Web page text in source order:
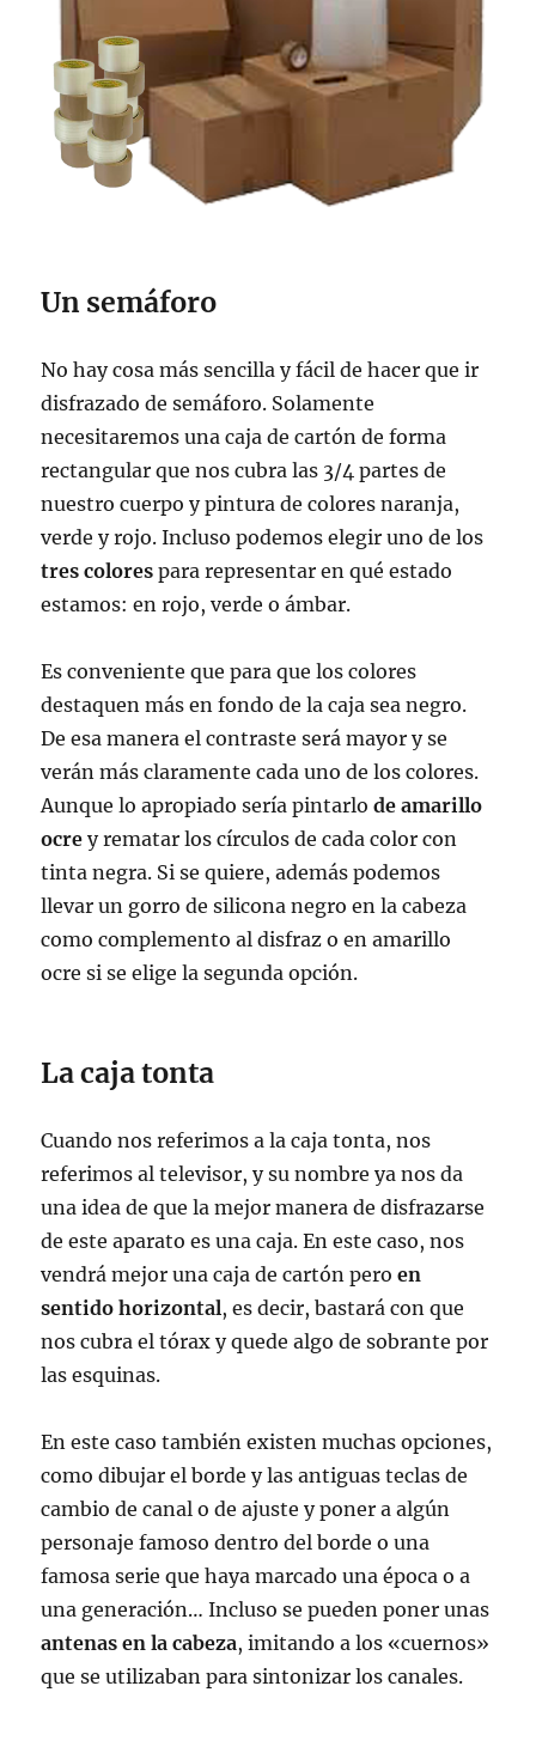
Un semáforo
No hay cosa más sencilla y fácil de hacer que ir
disfrazado de semáforo. Solamente
necesitaremos una caja de cartón de forma
rectangular que nos cubra las 3/4 partes de
nuestro cuerpo y pintura de colores naranja,
verde y rojo. Incluso podemos elegir uno de los
tres colores para representar en qué estado
estamos: en rojo, verde o ámbar.
Es conveniente que para que los colores
destaquen más en fondo de la caja sea negro.
De esa manera el contraste será mayor y se
verán más claramente cada uno de los colores.
Aunque lo apropiado sería pintarlode amarillo
ocre y rematar los círculos de cada color con
tinta negra. Si se quiere, además podemos
llevar un gorro de silicona negro en la cabeza
como complemento al disfraz o en amarillo
ocre si se elige la segunda opción.
La caja tonta
Cuando nos referimos a la caja tonta, nos
referimos al televisor, y su nombre ya nos da
una idea de que la mejor manera de disfrazarse
de este aparato es una caja. En este caso, nos
vendrá mejor una caja de cartón peroen
sentido horizontal, es decir, bastará con que
nos cubra el tórax y quede algo de sobrante por
las esquinas.
En este caso también existen muchas opciones,
como dibujar el borde y las antiguas teclas de
cambio de canal o de ajuste y poner a algún
personaje famoso dentro del borde o una
famosa serie que haya marcado una época o a
una generación… Incluso se pueden poner unas
antenas en la cabeza, imitando a los «cuernos»
que se utilizaban para sintonizar los canales.